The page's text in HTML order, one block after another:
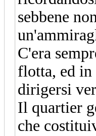
sebbene
C'era
flotta, ed in
dirigersi
Il quartier
che